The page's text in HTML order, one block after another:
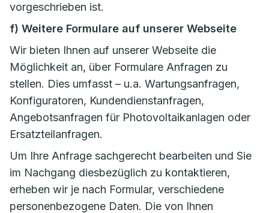
vorgeschrieben ist.
f) Weitere Formulare auf unserer Webseite
Wir bieten Ihnen auf unserer Webseite die
Möglichkeit an, über Formulare Anfragen zu
stellen. Dies umfasst – u.a. Wartungsanfragen,
Konfiguratoren, Kundendienstanfragen,
Angebotsanfragen für Photovoltaikanlagen oder
Ersatzteilanfragen.
Um Ihre Anfrage sachgerecht bearbeiten und Sie
im Nachgang diesbezüglich zu kontaktieren,
erheben wir je nach Formular, verschiedene
personenbezogene Daten. Die von Ihnen